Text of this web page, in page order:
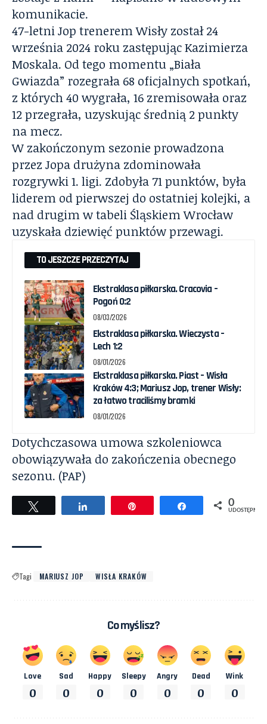
komunikacie.
47-letni Jop trenerem Wisły został 24
września 2024 roku zastępując Kazimierza
Moskala. Od tego momentu „Biała
Gwiazda” rozegrała 68 oficjalnych spotkań,
z których 40 wygrała, 16 zremisowała oraz
12 przegrała, uzyskując średnią 2 punkty
na mecz.
W zakończonym sezonie prowadzona
przez Jopa drużyna zdominowała
rozgrywki 1. ligi. Zdobyła 71 punktów, była
liderem od pierwszej do ostatniej kolejki, a
nad drugim w tabeli Śląskiem Wrocław
uzyskała dziewięć punktów przewagi.
TO JESZCZE PRZECZYTAJ
Ekstraklasa piłkarska. Cracovia –
Pogoń 0:2
08/03/2026
Ekstraklasa piłkarska. Wieczysta –
Lech 1:2
08/01/2026
Ekstraklasa piłkarska. Piast – Wisła
Kraków 4:3; Mariusz Jop, trener Wisły:
za łatwo traciliśmy bramki
08/01/2026
Dotychczasowa umowa szkoleniowca
obowiązywała do zakończenia obecnego
sezonu. (PAP)
Udostępnij Udostępnij
0
UDOSTĘPNIEŃ
Tagi MARIUSZ JOP WISŁA KRAKÓW
Co myślisz?
Love
0
Sad
0
Happy
0
Sleepy
0
Angry
0
Dead
0
Wink
0